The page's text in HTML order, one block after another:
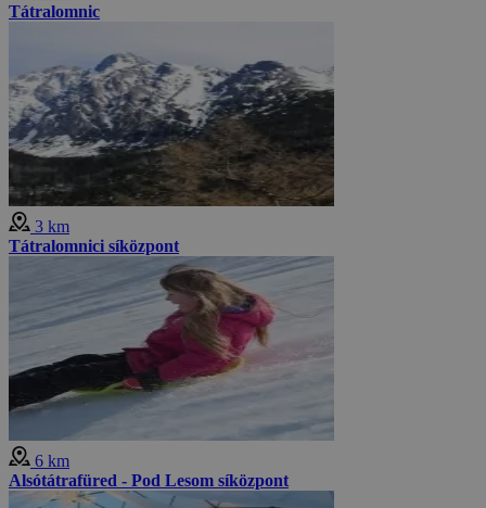
Tátralomnic
3 km
Tátralomnici síközpont
6 km
Alsótátrafüred - Pod Lesom síközpont